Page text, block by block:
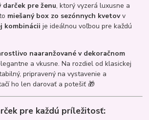
pre ženu, ktorý vyzerá luxusne a
miešaný box zo sezónnych kvetovv
kombinácii je ideálnou voľbou pre každú
naaranžované v dekoračnom
a vkusne. Na rozdiel od klasickej
pripravený na vystavenie a
ho len darovať a potešiť 🎁
pre každú príležitosť: